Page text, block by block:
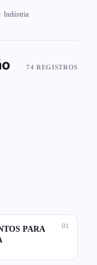
Indústria
74 REGISTROS
01
PARA